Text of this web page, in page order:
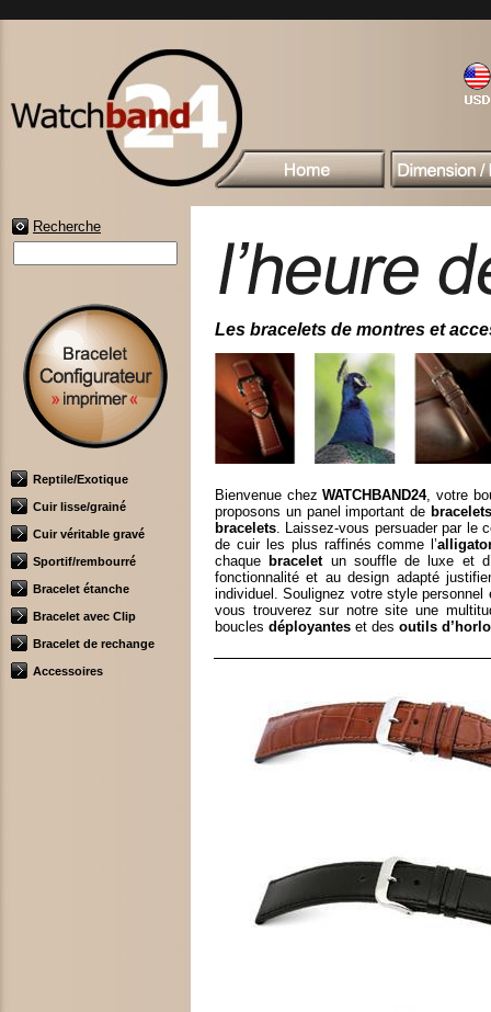
Recherche
Reptile/Exotique
Cuir lisse/grainé
Cuir véritable gravé
Sportif/rembourré
Bracelet étanche
Bracelet avec Clip
Bracelet de rechange
Accessoires
Les bracelets de montres et
Bienvenue chezWATCHBAND24, votre
proposons un panel important de
bracelets. Laissez-vous persuader par le
de cuir les plus raffinés comme l’
chaque braceletun souffle de luxe et
fonctionnalité et au design adapté
individuel. Soulignez votre style
vous trouverez sur notre site une
boucles déployantes et des outils